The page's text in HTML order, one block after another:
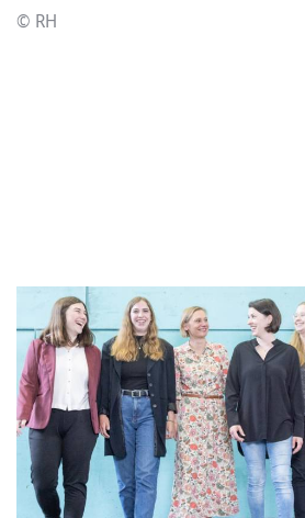
© RH